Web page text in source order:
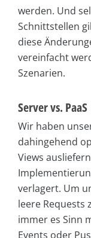
werden. Und
Schnittstellen
diese
vereinfacht
Szenarien.
Server vs. PaaS
Wir haben
dahingehend
Views
verlagert. Um
leere Requests
immer es Sinn
Events oder